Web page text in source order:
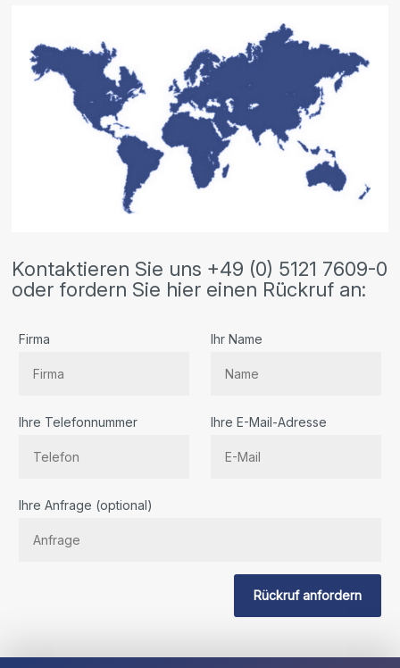
Kontaktieren Sie uns +49 (0) 5121 7609-0
oder fordern Sie hier einen Rückruf an:
Firma Ihr Name
Ihre Telefonnummer Ihre E-Mail-Adresse
Sie
Ihre Anfrage (optional)
Rückruf anfordern